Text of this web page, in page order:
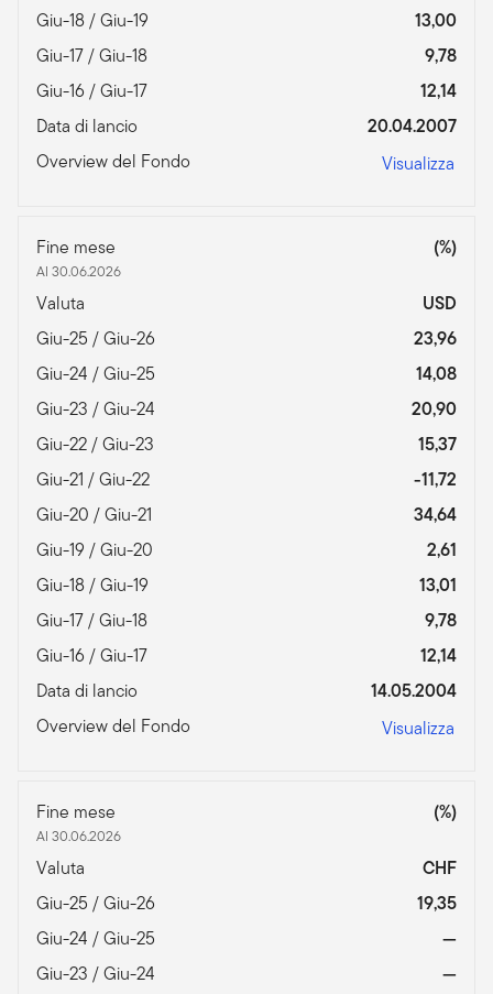
Giu-18 / Giu-19
13,00
Giu-17 / Giu-18
9,78
Giu-16 / Giu-17
12,14
Data di lancio
20.04.2007
Overview del Fondo
Visualizza
Fine mese
Al 30.06.2026
(%)
Valuta
USD
Giu-25 / Giu-26
23,96
Giu-24 / Giu-25
14,08
Giu-23 / Giu-24
20,90
Giu-22 / Giu-23
15,37
Giu-21 / Giu-22
-11,72
Giu-20 / Giu-21
34,64
Giu-19 / Giu-20
2,61
Giu-18 / Giu-19
13,01
Giu-17 / Giu-18
9,78
Giu-16 / Giu-17
12,14
Data di lancio
14.05.2004
Overview del Fondo
Visualizza
Fine mese
Al 30.06.2026
(%)
Valuta
CHF
Giu-25 / Giu-26
19,35
Giu-24 / Giu-25
—
Giu-23 / Giu-24
—